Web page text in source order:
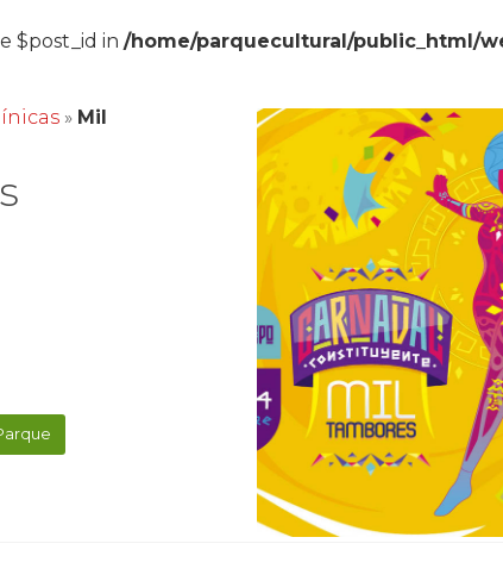
$post_id in/home/parquecultural/public_html/
» Mil